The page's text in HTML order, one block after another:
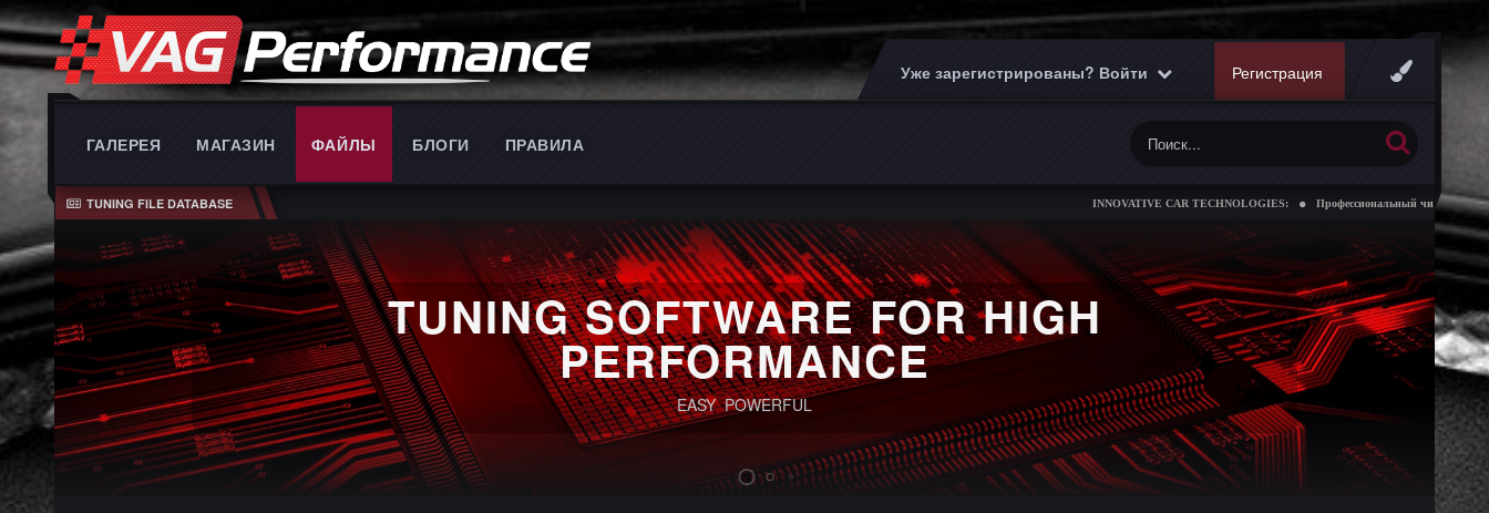
Уже зарегистрированы? Войти Регистрация
ГАЛЕРЕЯ МАГАЗИН ФАЙЛЫ БЛОГИ ПРАВИЛА
TUNING FILE DATABASE INNOVATIVE CAR TECHNOLOGIES: Профессиональный чип тюнинг
TUNING SOFTWARE FOR HIGH
PERFORMANCE
EASY POWERFUL